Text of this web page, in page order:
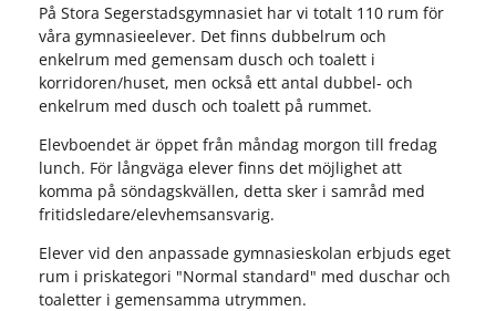
På Stora Segerstadsgymnasiet har vi totalt 110 rum för
våra gymnasieelever. Det finns dubbelrum och
enkelrum med gemensam dusch och toalett i
korridoren/huset, men också ett antal dubbel- och
enkelrum med dusch och toalett på rummet.
Elevboendet är öppet från måndag morgon till fredag
lunch. För långväga elever finns det möjlighet att
komma på söndagskvällen, detta sker i samråd med
fritidsledare/elevhemsansvarig.
Elever vid den anpassade gymnasieskolan erbjuds eget
rum i priskategori "Normal standard" med duschar och
toaletter i gemensamma utrymmen.